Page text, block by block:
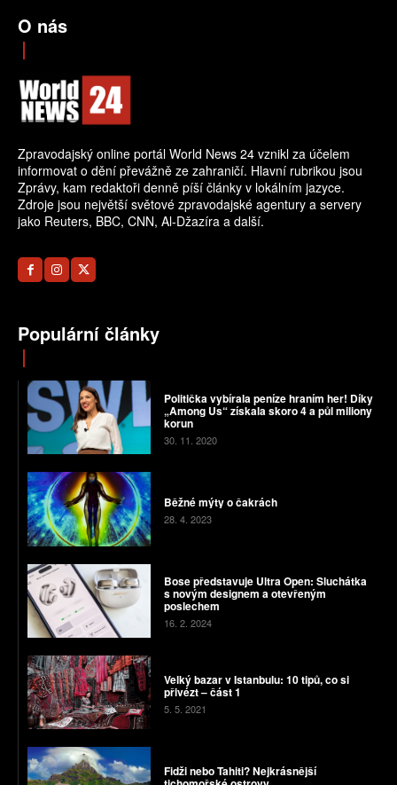
O nás
Zpravodajský online portál World News 24 vznikl za účelem
informovat o dění převážně ze zahraničí. Hlavní rubrikou jsou
Zprávy, kam redaktoři denně píší články v lokálním jazyce.
Zdroje jsou největší světové zpravodajské agentury a servery
jako Reuters, BBC, CNN, Al-Džazíra a další.
Populární články
Politička vybírala peníze hraním her! Díky
„Among Us“ získala skoro 4 a půl miliony
korun
30. 11. 2020
Běžné mýty o čakrách
28. 4. 2023
Bose představuje Ultra Open: Sluchátka
s novým designem a otevřeným
poslechem
16. 2. 2024
Velký bazar v Istanbulu: 10 tipů, co si
přivézt – část 1
5. 5. 2021
Fidži nebo Tahiti? Nejkrásnější